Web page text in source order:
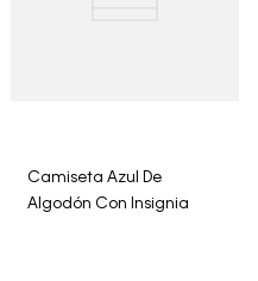
Camiseta Azul De
Algodón Con Insignia